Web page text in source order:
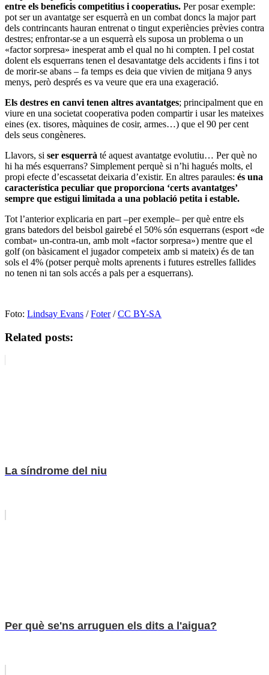
entre els beneficis competitius i cooperatius. Per posar exemple:
pot ser un avantatge ser esquerrà en un combat doncs la major part
dels contrincants hauran entrenat o tingut experiències prèvies contra
destres; enfrontar-se a un esquerrà els suposa un problema o un
«factor sorpresa» inesperat amb el qual no hi compten. I pel costat
dolent els esquerrans tenen el desavantatge dels accidents i fins i tot
de morir-se abans – fa temps es deia que vivien de mitjana 9 anys
menys, però després es va veure que era una exageració.
Els destres en canvi tenen altres avantatges; principalment que en
viure en una societat cooperativa poden compartir i usar les mateixes
eines (ex. tisores, màquines de cosir, armes…) que el 90 per cent
dels seus congèneres.
Llavors, si ser esquerrà té aquest avantatge evolutiu… Per què no
hi ha més esquerrans? Simplement perquè si n’hi hagués molts, el
propi efecte d’escassetat deixaria d’existir. En altres paraules: és una
característica peculiar que proporciona ‘certs avantatges’
sempre que estigui limitada a una població petita i estable.
Tot l’anterior explicaria en part –per exemple– per què entre els
grans batedors del beisbol gairebé el 50% són esquerrans (esport «de
combat» un-contra-un, amb molt «factor sorpresa») mentre que el
golf (on bàsicament el jugador competeix amb si mateix) és de tan
sols el 4% (potser perquè molts aprenents i futures estrelles fallides
no tenen ni tan sols accés a pals per a esquerrans).
Foto: Lindsay Evans /Foter/CC BY-SA
Related posts:
La síndrome del niu
Per què se'ns arruguen els dits a l'aigua?